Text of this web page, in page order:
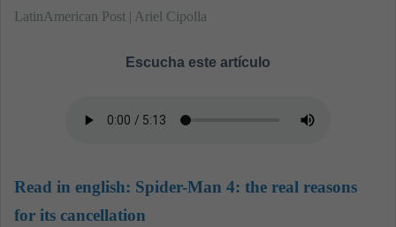
LatinAmerican Post | Ariel Cipolla
Escucha este artículo
Read in english: Spider-Man 4: the real reasons
for its cancellation